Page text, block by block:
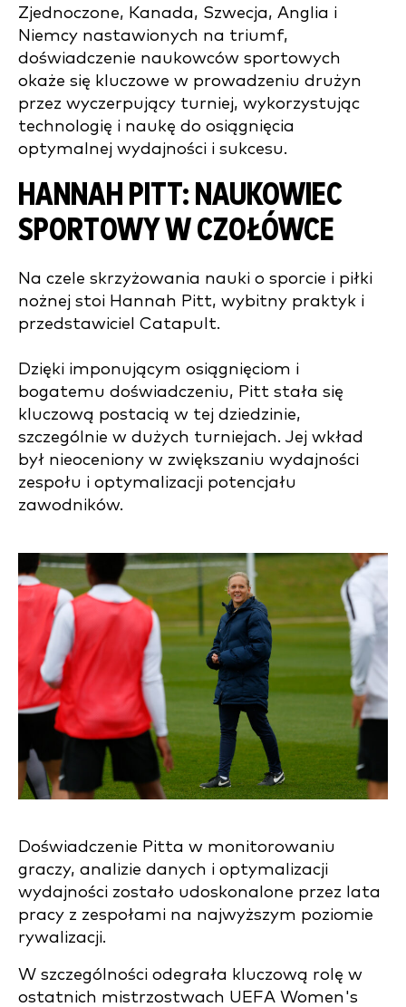
Zjednoczone, Kanada, Szwecja, Anglia i
Niemcy nastawionych na triumf,
doświadczenie naukowców sportowych
okaże się kluczowe w prowadzeniu drużyn
przez wyczerpujący turniej, wykorzystując
technologię i naukę do osiągnięcia
optymalnej wydajności i sukcesu.
HANNAH PITT: NAUKOWIEC
SPORTOWY W CZOŁÓWCE
Na czele skrzyżowania nauki o sporcie i piłki
nożnej stoi Hannah Pitt, wybitny praktyk i
przedstawiciel Catapult.
Dzięki imponującym osiągnięciom i
bogatemu doświadczeniu, Pitt stała się
kluczową postacią w tej dziedzinie,
szczególnie w dużych turniejach. Jej wkład
był nieoceniony w zwiększaniu wydajności
zespołu i optymalizacji potencjału
zawodników.
Doświadczenie Pitta w monitorowaniu
graczy, analizie danych i optymalizacji
wydajności zostało udoskonalone przez lata
pracy z zespołami na najwyższym poziomie
rywalizacji.
W szczególności odegrała kluczową rolę w
ostatnich mistrzostwach UEFA Women's